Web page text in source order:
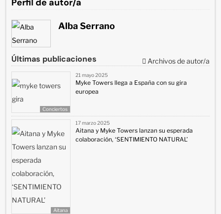
Perfil de autor/a
Alba Serrano
Últimas publicaciones Archivos de autor/a
Conciertos
21 mayo 2025
Myke Towers llega a España con su gira
europea
Aitana
17 marzo 2025
Aitana y Myke Towers lanzan su esperada
colaboración, ‘SENTIMIENTO NATURAL’